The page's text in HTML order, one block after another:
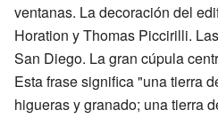
ventanas. La decoración del
Horation y Thomas Piccirilli.
San Diego. La gran cúpula
Esta frase significa "una tierra
higueras y granado; una tierra